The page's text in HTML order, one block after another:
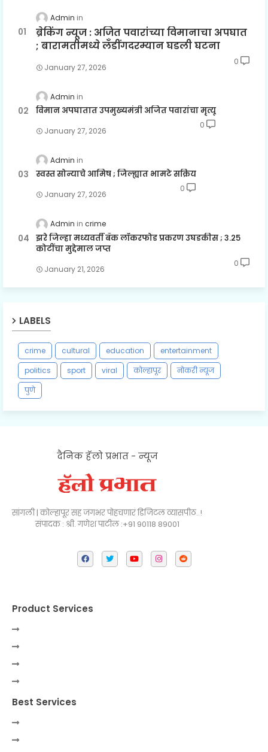
Admin
ब्रेकिंग न्यूज : अजित पवारांच्या विमानाचा अपघात
; बारामतीमध्ये लॅंडींगदरम्यान घडली घटना
January 27, 2026
0
Admin
विमान अपघातात उपमुख्यमंत्री अजित पवारांचा मृत्यू
January 27, 2026
0
Admin
स्वस्त सोन्याचे आमिष ; जिल्ह्यात भामटे सक्रिय
January 27, 2026
0
Admin crime
झरे जिल्हा मध्यवर्ती बँक लॉकरफोड प्रकरण उघडकीस ; ३.२५
कोटींचा मुद्देमाल जप्त
January 21, 2026
0
LABELS
crime cultural education
entertainment
politics
sport viral कोल्हापूर
नोकरी न्यूज
पुणे
दैनिक हॅलो प्रभात - न्यूज
सांगली | कोल्हापूर सह जगभर पोहचणारं डिजिटल व्यासपीठ..!
संपादक : श्री. गणेश पाटील :+91 90118 89001
Product Services
Best Services